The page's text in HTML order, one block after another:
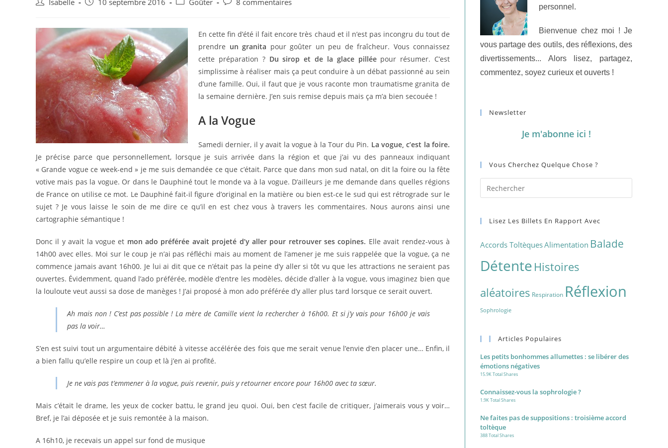
publication :
Isabelle 10 septembre 2016 Goûter 8 commentaires
En cette fin d’été il fait encore très chaud et il n’est pas incongru du tout de
prendre un granita pour goûter un peu de fraîcheur. Vous connaissez
cette préparation ? Du sirop et de la glace pilléepour résumer. C’est
simplissime à réaliser mais ça peut conduire à un débat passionné au sein
d’une famille. Oui, il faut que je vous raconte mon traumatisme granita de
la semaine dernière. J’en suis remise depuis mais ça m’a bien secouée !
A la Vogue
Samedi dernier, il y avait la vogue à la Tour du Pin. La vogue, c’est la foire.
Je précise parce que personnellement, lorsque je suis arrivée dans la région et que j’ai vu des panneaux indiquant
« Grande vogue ce week-end » je me suis demandée ce que c’était. Parce que dans mon sud natal, on dit la foire ou la fête
votive mais pas la vogue. Or dans le Dauphiné tout le monde va à la vogue. D’ailleurs je me demande dans quelles régions
de France on utilise ce mot. Le Dauphiné fait-il figure d’original en la matière ou bien est-ce le sud qui est rétrograde sur le
sujet ? Je vous laisse le soin de me dire ce qu’il en est chez vous à travers les commentaires. Nous aurons ainsi une
cartographie sémantique !
Donc il y avait la vogue et mon ado préférée avait projeté d’y aller pour retrouver ses copines. Elle avait rendez-vous à
14h00 avec elles. Moi sur le coup je n’ai pas réfléchi mais au moment de l’amener je me suis rappelée que la vogue, ça ne
commence jamais avant 16h00. Je lui ai dit que ce n’était pas la peine d’y aller si tôt vu que les attractions ne seraient pas
ouvertes. Évidemment, quand l’ado préférée, modèle d’entre les modèles, décide d’aller à la vogue, vous imaginez bien que
la louloute veut aussi sa dose de manèges ! J’ai proposé à mon ado préférée d’y aller plus tard lorsque ce serait ouvert.
Ah mais non ! C’est pas possible ! La mère de Camille vient la rechercher à 16h00. Et si j’y vais pour 16h00 je vais
pas la voir…
S’en est suivi tout un argumentaire débité à vitesse accélérée des fois que me serait venue l’envie d’en placer une… Enfin, il
a bien fallu qu’elle respire un coup et là j’en ai profité.
Je ne vais pas t’emmener à la vogue, puis revenir, puis y retourner encore pour 16h00 avec ta sœur.
Mais c’était le drame, les yeux de cocker battu, le grand jeu quoi. Oui, ben c’est facile de critiquer, j’aimerais vous y voir…
Bref, je l’ai déposée et je suis remontée à la maison.
A 16h10, je recevais un appel sur fond de musique
personnel.
Bienvenue chez moi ! Je
vous partage des outils, des réflexions, des
divertissements... Alors lisez, partagez,
commentez, soyez curieux et ouverts !
Newsletter
Je m'abonne ici !
Vous Cherchez Quelque Chose ?
Lisez Les Billets En Rapport Avec
Accords ToltèquesAlimentation Balade
DétenteHistoires
aléatoires Respiration Réflexion
Sophrologie
Articles Populaires
Les petits bonhommes allumettes : se libérer des
émotions négatives
15.9K Total Shares
Connaissez-vous la sophrologie ?
1.9K Total Shares
Ne faites pas de suppositions : troisième accord
toltèque
388 Total Shares